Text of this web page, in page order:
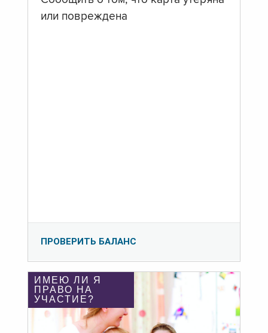
или повреждена
ПРОВЕРИТЬ БАЛАНС
ИМЕЮ ЛИ Я
ПРАВО НА
УЧАСТИЕ?